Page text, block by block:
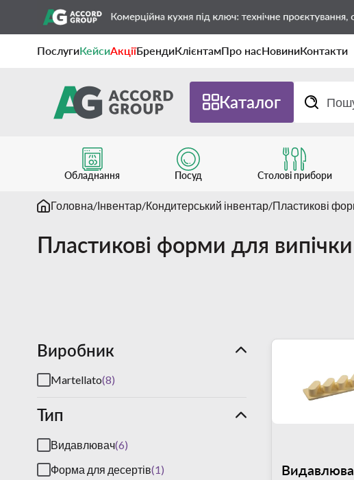
ПослугиКейсиАкціїБрендиКлієнтамПро насНовиниКонтакти
Каталог
Обладнання Посуд Столові прибори
Головна Інвентар Кондитерський інвентар Пластикові
Пластикові форми для випічки
Виробник
Martellato(8)
Тип
Видавлювач(6)
Форма для десертів(1)